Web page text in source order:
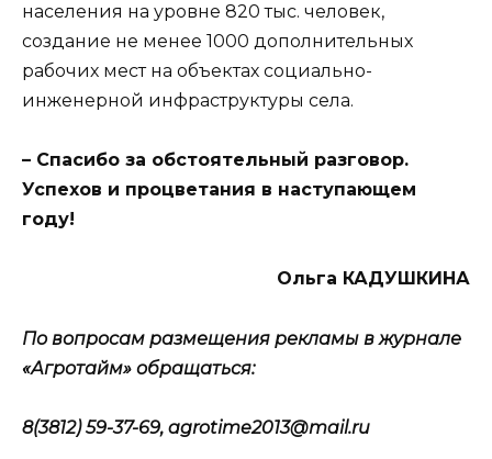
населения на уровне 820 тыс. человек,
создание не менее 1000 дополнительных
рабочих мест на объектах социально-
инженерной инфраструктуры села.
– Спасибо за обстоятельный разговор.
Успехов и процветания в наступающем
году!
Ольга КАДУШКИНА
По вопросам размещения рекламы в журнале
«Агротайм» обращаться:
8(3812) 59-37-69, agrotime2013@mail.ru